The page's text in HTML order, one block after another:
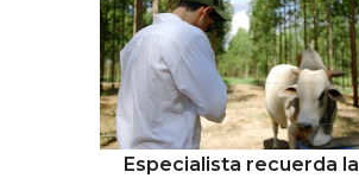
Especialista recuerda la